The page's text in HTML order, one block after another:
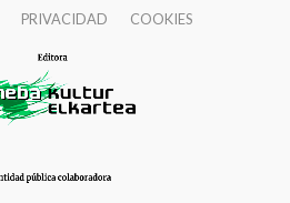
PRIVACIDAD COOKIES